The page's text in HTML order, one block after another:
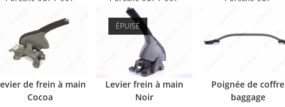
de frein à main
Cocoa
ÉPUISÉ
Levier frein à main
Noir
Poignée de coffre
baggage